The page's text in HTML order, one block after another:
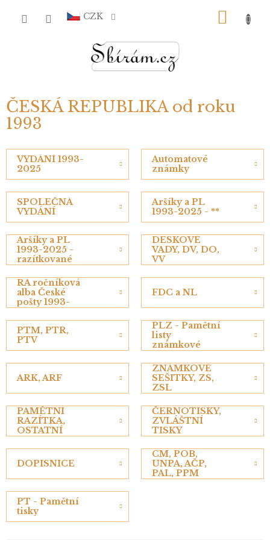
CZK
ČESKÁ REPUBLIKA od roku
1993
VYDÁNÍ 1993-
2025
Automatové
známky
SPOLEČNÁ
VYDÁNÍ
Aršíky a PL
1993-2025 - **
Aršíky a PL
1993-2025 -
razítkované
DESKOVÉ
VADY, DV, DO,
VV
RA ročníková
alba České
pošty 1993-
2022
FDC a NL
PTM, PTR,
PTV
PLZ - Pamětní
listy
známkové
ARK, ARF
ZNÁMKOVÉ
SEŠITKY, ZS,
ZSL
PAMĚTNÍ
RAZÍTKA,
OSTATNÍ
ČERNOTISKY,
ZVLÁŠTNÍ
TISKY
DOPISNICE
CM, POB,
UNPA, AČP,
PAL, PPM
PT - Pamětní
tisky